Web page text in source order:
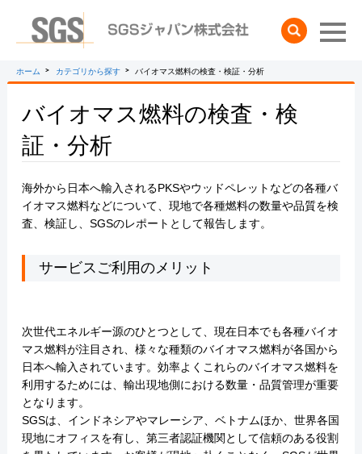
検索
ホーム カテゴリから探す バイオマス燃料の検査・検証・分析
バイオマス燃料の検査・検
証・分析
海外から日本へ輸入されるPKSやウッドペレットなどの各種バ
イオマス燃料などについて、現地で各種燃料の数量や品質を検
査、検証し、SGSのレポートとして報告します。
サービスご利用のメリット
次世代エネルギー源のひとつとして、現在日本でも各種バイオ
マス燃料が注目され、様々な種類のバイオマス燃料が各国から
日本へ輸入されています。効率よくこれらのバイオマス燃料を
利用するためには、輸出現地側における数量・品質管理が重要
となります。
SGSは、インドネシアやマレーシア、ベトナムほか、世界各国
現地にオフィスを有し、第三者認証機関として信頼のある役割